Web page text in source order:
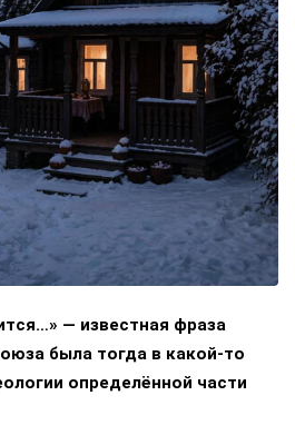
— известная фраза
была тогда в какой-то
определённой части